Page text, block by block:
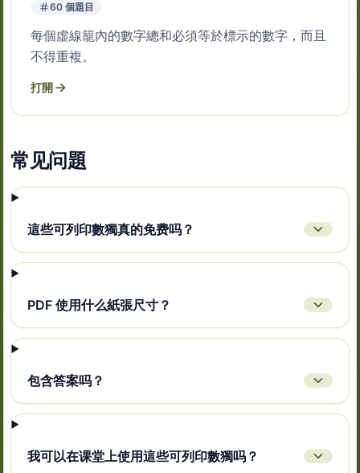
60 個題目
每個虛線籠內的數字總和必須等於標示的數字，而且
不得重複。
打開
常见问題
這些可列印數獨真的免费吗？
PDF 使用什么紙張尺寸？
包含答案吗？
我可以在课堂上使用這些可列印數獨吗？